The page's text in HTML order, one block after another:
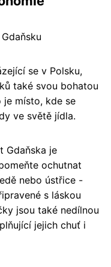
se v Polsku,
také svou bohatou
je místo, kde se
ve světě jídla.
Gdaňska je
ochutnat
nebo ústřice -
s láskou
jsou také nedílnou
jejich chuť i